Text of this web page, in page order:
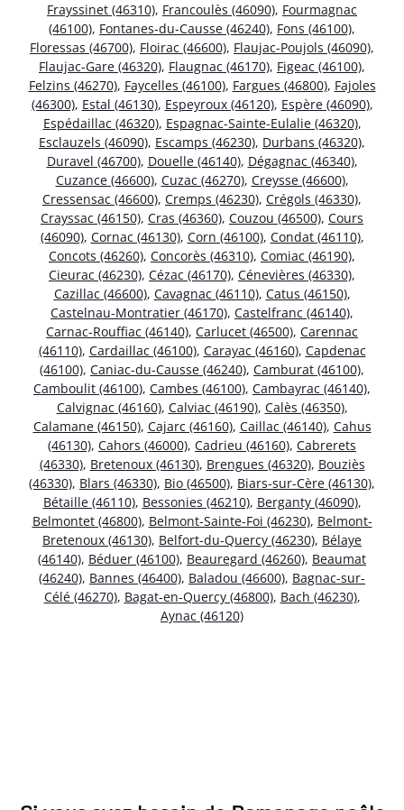
Frayssinet (46310), Francoulès (46090), Fourmagnac
(46100), Fontanes-du-Causse (46240), Fons (46100),
Floressas (46700), Floirac (46600), Flaujac-Poujols (46090),
Flaujac-Gare (46320), Flaugnac (46170), Figeac (46100),
Felzins (46270), Faycelles (46100), Fargues (46800), Fajoles
(46300), Estal (46130), Espeyroux (46120), Espère (46090),
Espédaillac (46320), Espagnac-Sainte-Eulalie (46320),
Esclauzels (46090), Escamps (46230), Durbans (46320),
Duravel (46700), Douelle (46140), Dégagnac (46340),
Cuzance (46600), Cuzac (46270), Creysse (46600),
Cressensac (46600), Cremps (46230), Crégols (46330),
Crayssac (46150), Cras (46360), Couzou (46500), Cours
(46090), Cornac (46130), Corn (46100), Condat (46110),
Concots (46260), Concorès (46310), Comiac (46190),
Cieurac (46230), Cézac (46170), Cénevières (46330),
Cazillac (46600), Cavagnac (46110), Catus (46150),
Castelnau-Montratier (46170), Castelfranc (46140),
Carnac-Rouffiac (46140), Carlucet (46500), Carennac
(46110), Cardaillac (46100), Carayac (46160), Capdenac
(46100), Caniac-du-Causse (46240), Camburat (46100),
Camboulit (46100), Cambes (46100), Cambayrac (46140),
Calvignac (46160), Calviac (46190), Calès (46350),
Calamane (46150), Cajarc (46160), Caillac (46140), Cahus
(46130), Cahors (46000), Cadrieu (46160), Cabrerets
(46330), Bretenoux (46130), Brengues (46320), Bouziès
(46330), Blars (46330), Bio (46500), Biars-sur-Cère (46130),
Bétaille (46110), Bessonies (46210), Berganty (46090),
Belmontet (46800), Belmont-Sainte-Foi (46230), Belmont-
Bretenoux (46130), Belfort-du-Quercy (46230), Bélaye
(46140), Béduer (46100), Beauregard (46260), Beaumat
(46240), Bannes (46400), Baladou (46600), Bagnac-sur-
Célé (46270), Bagat-en-Quercy (46800), Bach (46230),
Aynac (46120)